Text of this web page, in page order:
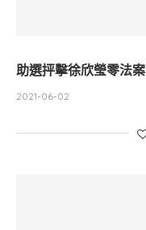
助選抨擊徐欣瑩零法
2021-06-02